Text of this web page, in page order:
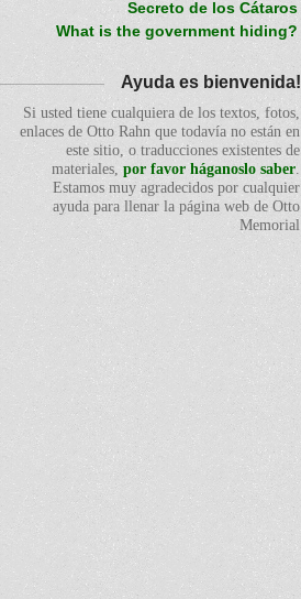
Secreto de los Cátaros
What is the government hiding?
Ayuda es bienvenida!
Si usted tiene cualquiera de los textos, fotos,
enlaces de Otto Rahn que todavía no están en
este sitio, o traducciones existentes de
materiales, por favor háganoslo saber.
Estamos muy agradecidos por cualquier
ayuda para llenar la página web de Otto
Memorial